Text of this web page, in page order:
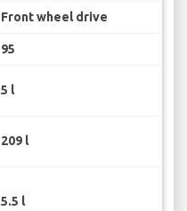
Front wheel drive
95
5 l
209 l
5.5 l